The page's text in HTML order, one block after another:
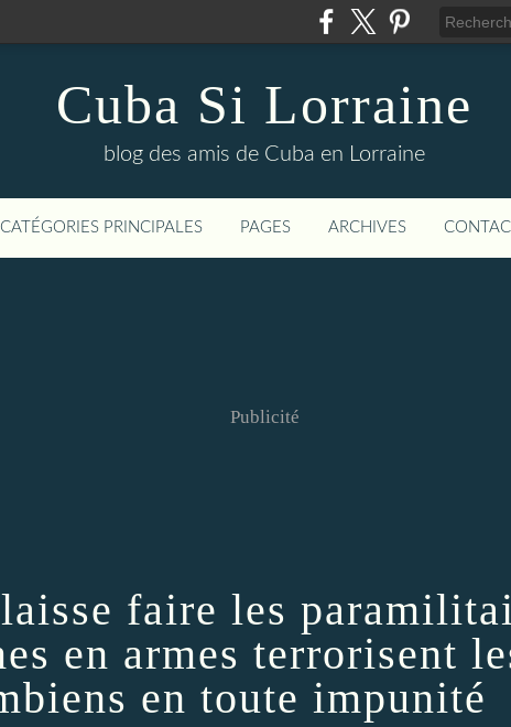
Cuba Si Lorraine
blog des amis de Cuba en Lorraine
CATÉGORIES PRINCIPALES PAGES ARCHIVES
Publicité
faire les
en armes terrorisent
en toute impunité